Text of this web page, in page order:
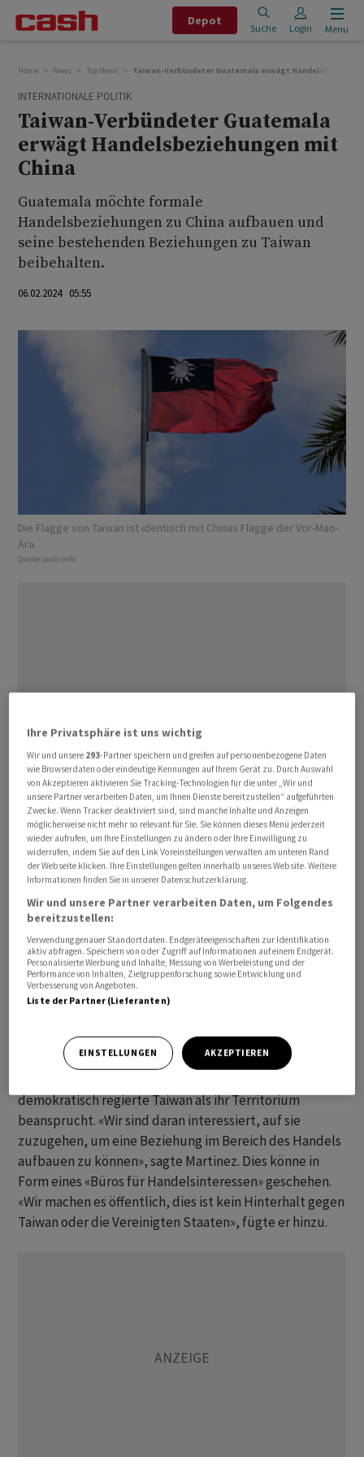
Depot
Suche Login Menu
Home News Top News Taiwan-Verbündeter Guatemala erwägt
INTERNATIONALE POLITIK
Taiwan-Verbündeter Guatemala
erwägt Handelsbeziehungen mit
China
Guatemala möchte formale
Handelsbeziehungen zu China aufbauen und
seine bestehenden Beziehungen zu Taiwan
beibehalten.
06.02.2024 05:55
Die Flagge von Taiwan ist identisch mit Chinas Flagge der Vor-Mao-
Ära.
Quelle: cash/mfo
«Wir werden die Zusammenarbeit mit Taiwan auf dem
bisherigen Niveau fortsetzen», sagte Guatemalas
Aussenminister Carlos Ramiro Martinez in einem
Interview am Montag (Ortszeit) gegenüber Reuters.
«Aber der Präsident hat darauf hingewiesen, dass wir
das Gewicht und die Macht, die China darstellt, nicht
ignorieren können.»
verbliebenen Verbündeten Taiwans, da sich die Länder
zunehmend auf die Seite der zweitgrössten
demokratisch regierte Taiwan als ihr Territorium
beansprucht. «Wir sind daran interessiert, auf sie
zuzugehen, um eine Beziehung im Bereich des Handels
aufbauen zu können», sagte Martinez. Dies könne in
Form eines «Büros für Handelsinteressen» geschehen.
«Wir machen es öffentlich, dies ist kein Hinterhalt gegen
Taiwan oder die Vereinigten Staaten», fügte er hinzu.
Ihre Privatsphäre ist uns wichtig
Wir und unsere 293-Partner speichern und greifen auf personenbezogene Daten
wie Browserdaten oder eindeutige Kennungen auf Ihrem Gerät zu. Durch Auswahl
von Akzeptieren aktivieren Sie Tracking-Technologien für die unter „Wir und
unsere Partner verarbeiten Daten, um Ihnen Dienste bereitzustellen“ aufgeführten
Zwecke. Wenn Tracker deaktiviert sind, sind manche Inhalte und Anzeigen
möglicherweise nicht mehr so relevant für Sie. Sie können dieses Menü jederzeit
wieder aufrufen, um Ihre Einstellungen zu ändern oder Ihre Einwilligung zu
widerrufen, indem Sie auf den Link Voreinstellungen verwalten am unteren Rand
der Webseite klicken. Ihre Einstellungen gelten innerhalb unseres Website. Weitere
Informationen finden Sie in unserer Datenschutzerklärung.
Wir und unsere Partner verarbeiten Daten, um Folgendes
bereitzustellen:
Verwendung genauer Standortdaten. Endgeräteeigenschaften zur Identifikation
aktiv abfragen. Speichern von oder Zugriff auf Informationen auf einem Endgerät.
Personalisierte Werbung und Inhalte, Messung von Werbeleistung und der
Performance von Inhalten, Zielgruppenforschung sowie Entwicklung und
Verbesserung von Angeboten.
Liste der Partner (Lieferanten)
EINSTELLUNGEN AKZEPTIEREN